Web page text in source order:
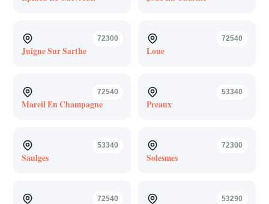
72300
Juigne Sur Sarthe
72540
Loue
72540
Mareil En Champagne
53340
Preaux
53340
Saulges
72300
Solesmes
72540 53290